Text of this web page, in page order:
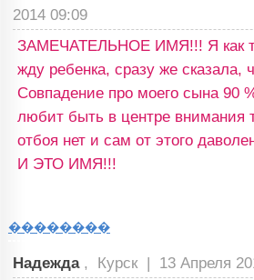
2014 09:09
ЗАМЕЧАТЕЛЬНОЕ ИМЯ!!! Я как
жду ребенка, сразу же сказала,
Совпадение про моего сына 90
любит быть в центре внимания
отбоя нет и сам от этого
И ЭТО ИМЯ!!!
��������
Надежда , Курск | 13 Апреля